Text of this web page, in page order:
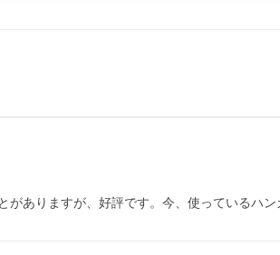
ありますが、好評です。今、使っているハ